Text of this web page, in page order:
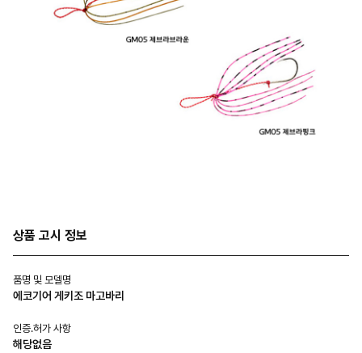
상품 고시 정보
품명 및 모델명
에코기어 게키조 마고바리
인증.허가 사항
해당없음